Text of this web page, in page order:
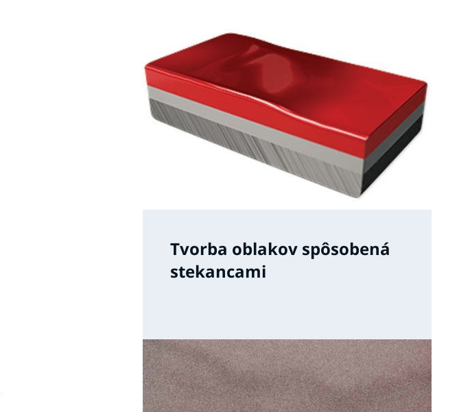
Tvorba oblakov spôsobená
stekancami